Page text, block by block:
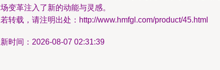
变革注入了新的动能与灵感。
转载，请注明出处：http://www.hmfgl.com/product/45.html
时间：2026-08-07 02:31:39